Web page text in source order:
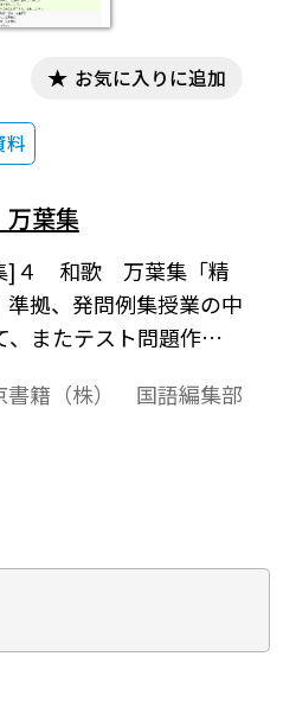
料
お気に入りに追加
葉集
]４ 和歌 万葉集「精
拠、発問例集授業の中
またテスト問題作成
ロード用」で、テキス
書籍（株） 国語編集部